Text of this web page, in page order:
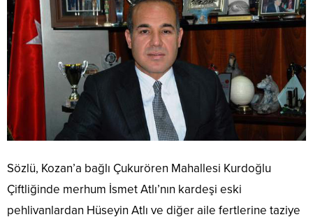
Sözlü, Kozan’a bağlı Çukurören Mahallesi Kurdoğlu
Çiftliğinde merhum İsmet Atlı’nın kardeşi eski
pehlivanlardan Hüseyin Atlı ve diğer aile fertlerine taziye